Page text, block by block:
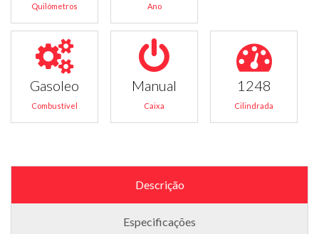
Quilómetros Ano
Gasoleo
Combustível
Manual
Caixa
1248
Cilindrada
Descrição
Especificações